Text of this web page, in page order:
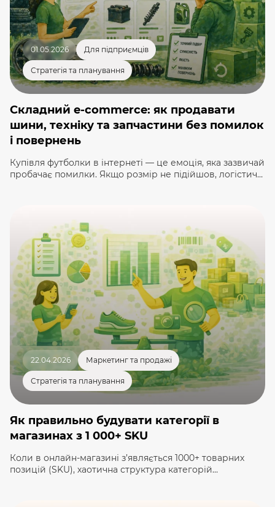
01.05.2026 Для підприємців
Стратегія та планування
Складний e-commerce: як продавати
шини, техніку та запчастини без помилок
і повернень
Купівля футболки в інтернеті — це емоція, яка зазвичай
пробачає помилки. Якщо розмір не підійшов, логістичні
неправильним індексом навантаження. Тут ціна
помилки зростає в геометричній прогресії: це не лише
прямі збитки на логістиці габаритного товару, а й […]
22.04.2026 Маркетинг та продажі
Стратегія та планування
Як правильно будувати категорії в
магазинах з 1 000+ SKU
Коли в онлайн-магазині з’являється 1000+ товарних
позицій (SKU), хаотична структура категорій